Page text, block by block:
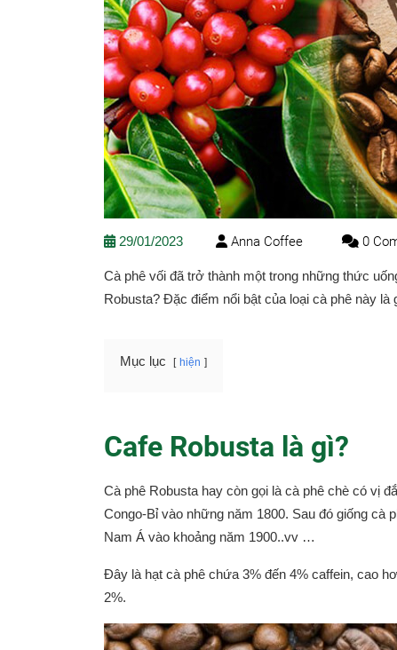
29/01/2023 Anna Coffee 0
Cà phê vối đã trở thành một trong những thức
Robusta? Đặc điểm nổi bật của loại cà phê này là
Mục lục hiện
Cafe Robusta là gì?
Cà phê Robusta hay còn gọi là cà phê chè có vị
Congo-Bỉ vào những năm 1800. Sau đó giống
Nam Á vào khoảng năm 1900..vv …
Đây là hạt cà phê chứa 3% đến 4% caffein, cao
2%.